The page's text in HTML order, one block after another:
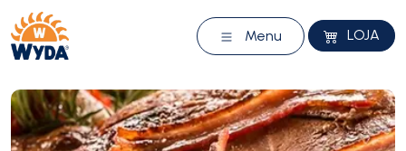
Menu LOJA